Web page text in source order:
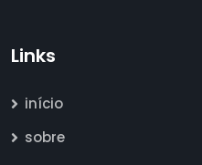
Links
início
sobre